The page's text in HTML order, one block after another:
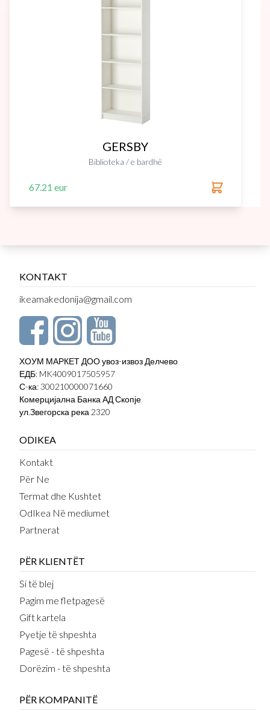
GERSBY
Biblioteka / e bardhë
67.21 eur
KONTAKT
ikeamakedonija@gmail.com
ХОУМ МАРКЕТ ДОО увоз-извоз Делчево
ЕДБ: MK4009017505957
С-ка: 300210000071660
Комерцијална Банка АД Скопје
ул.Звегорска река 2320
ODIKEA
Kontakt
Për Ne
Termat dhe Kushtet
OdIkea Në mediumet
Partnerat
PËR KLIENTËT
Si të blej
Pagim me fletpagesë
Gift kartela
Pyetje të shpeshta
Pagesë - të shpeshta
Dorëzim - të shpeshta
PËR KOMPANITË